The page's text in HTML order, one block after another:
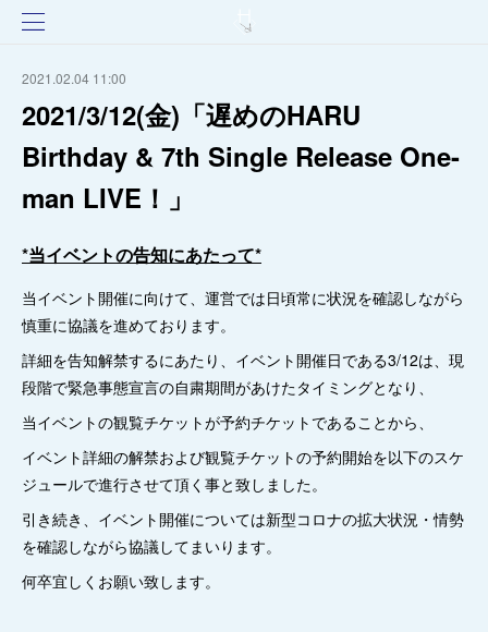
2021.02.04 11:00
2021/3/12(金)「遅めのHARU
Birthday & 7th Single Release One-
man LIVE！」
*当イベントの告知にあたって*
当イベント開催に向けて、運営では日頃常に状況を確認しながら
慎重に協議を進めております。
詳細を告知解禁するにあたり、イベント開催日である3/12は、現
段階で緊急事態宣言の自粛期間があけたタイミングとなり、
当イベントの観覧チケットが予約チケットであることから、
イベント詳細の解禁および観覧チケットの予約開始を以下のスケ
ジュールで進行させて頂く事と致しました。
引き続き、イベント開催については新型コロナの拡大状況・情勢
を確認しながら協議してまいります。
何卒宜しくお願い致します。